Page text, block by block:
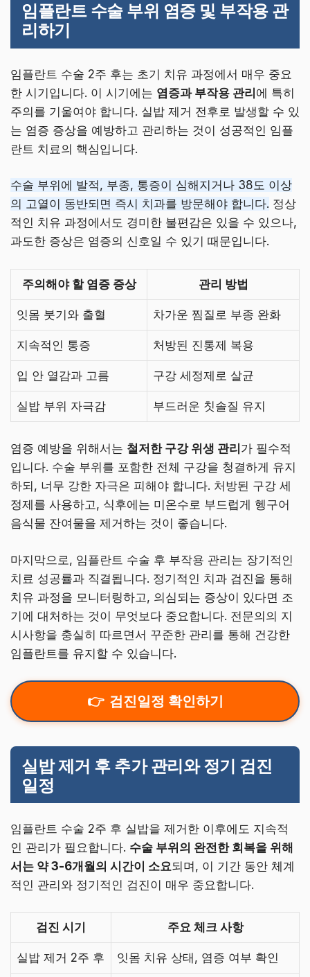
임플란트 수술 부위 염증 및 부작용 관
리하기
임플란트 수술 2주 후는 초기 치유 과정에서 매우 중요
한 시기입니다. 이 시기에는 염증과 부작용 관리에 특히
주의를 기울여야 합니다. 실밥 제거 전후로 발생할 수 있
는 염증 증상을 예방하고 관리하는 것이 성공적인 임플
란트 치료의 핵심입니다.
수술 부위에 발적, 부종, 통증이 심해지거나 38도 이상
의 고열이 동반되면 즉시 치과를 방문해야 합니다. 정상
적인 치유 과정에서도 경미한 불편감은 있을 수 있으나,
과도한 증상은 염증의 신호일 수 있기 때문입니다.
주의해야 할 염증 증상 관리 방법
잇몸 붓기와 출혈 차가운 찜질로 부종 완화
지속적인 통증 처방된 진통제 복용
입 안 열감과 고름 구강 세정제로 살균
실밥 부위 자극감 부드러운 칫솔질 유지
염증 예방을 위해서는 철저한 구강 위생 관리 가 필수적
입니다. 수술 부위를 포함한 전체 구강을 청결하게 유지
하되, 너무 강한 자극은 피해야 합니다. 처방된 구강 세
정제를 사용하고, 식후에는 미온수로 부드럽게 헹구어
음식물 잔여물을 제거하는 것이 좋습니다.
마지막으로, 임플란트 수술 후 부작용 관리는 장기적인
치료 성공률과 직결됩니다. 정기적인 치과 검진을 통해
치유 과정을 모니터링하고, 의심되는 증상이 있다면 조
기에 대처하는 것이 무엇보다 중요합니다. 전문의의 지
시사항을 충실히 따르면서 꾸준한 관리를 통해 건강한
임플란트를 유지할 수 있습니다.
검진일정 확인하기
실밥 제거 후 추가 관리와 정기 검진
일정
임플란트 수술 2주 후 실밥을 제거한 이후에도 지속적
인 관리가 필요합니다. 수술 부위의 완전한 회복을 위해
서는 약 3-6개월의 시간이 소요되며, 이 기간 동안 체계
적인 관리와 정기적인 검진이 매우 중요합니다.
검진 시기 주요 체크 사항
실밥 제거 2주 후 잇몸 치유 상태, 염증 여부 확인